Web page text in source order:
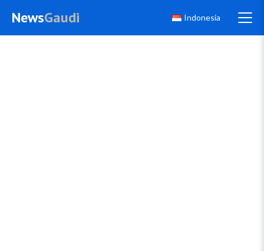
NewsGaudi Indonesia